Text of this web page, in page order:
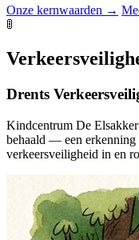
Onze kernwaarden →
🚦
Drents
Kindcentrum De
behaald — een erkenning
verkeersveiligheid in en